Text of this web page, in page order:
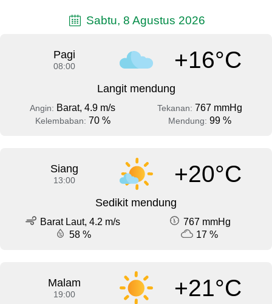
Sabtu, 8 Agustus 2026
Pagi
08:00 +16°C
Langit mendung
Angin: Barat, 4.9 m/s Tekanan: 767 mmHg
Kelembaban: 70 % Mendung: 99 %
Siang
13:00 +20°C
Sedikit mendung
Barat Laut, 4.2 m/s
767 mmHg
58 %
17 %
Malam
19:00 +21°C